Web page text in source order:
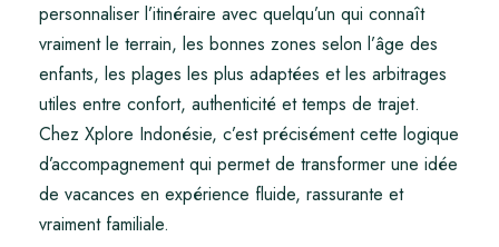
personnaliser l’itinéraire avec quelqu’un qui connaît
vraiment le terrain, les bonnes zones selon l’âge des
enfants, les plages les plus adaptées et les arbitrages
utiles entre confort, authenticité et temps de trajet.
Chez Xplore Indonésie, c’est précisément cette logique
d’accompagnement qui permet de transformer une idée
de vacances en expérience fluide, rassurante et
vraiment familiale.